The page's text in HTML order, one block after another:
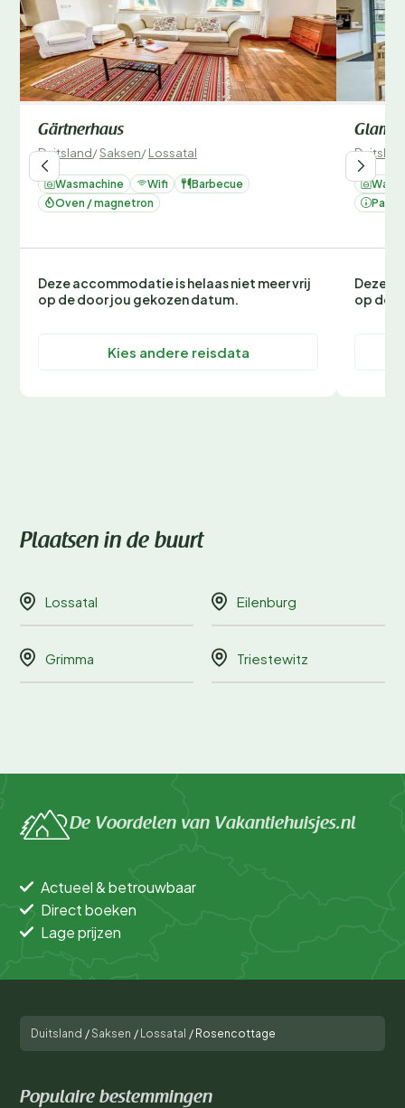
Gärtnerhaus
Duitsland/Saksen/Lossatal
Wasmachine Wifi
Barbecue
Oven / magnetron
Deze accommodatie is helaas niet meer vrij
op de door jou gekozen datum.
Kies andere reisdata
Deze
op de
Plaatsen in de buurt
Lossatal Eilenburg
Grimma Triestewitz
De Voordelen van Vakantiehuisjes.nl
Actueel & betrouwbaar
Direct boeken
Lage prijzen
Duitsland /Saksen / Lossatal / Rosencottage
Populaire bestemmingen